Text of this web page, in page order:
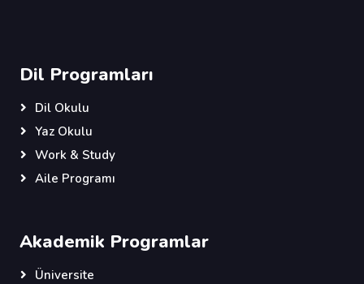
Dil Programları
Dil Okulu
Yaz Okulu
Work & Study
Aile Programı
Akademik Programlar
Üniversite